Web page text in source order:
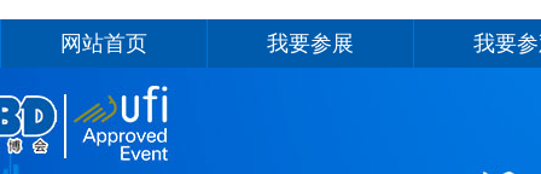
网站首页 我要参展 我要